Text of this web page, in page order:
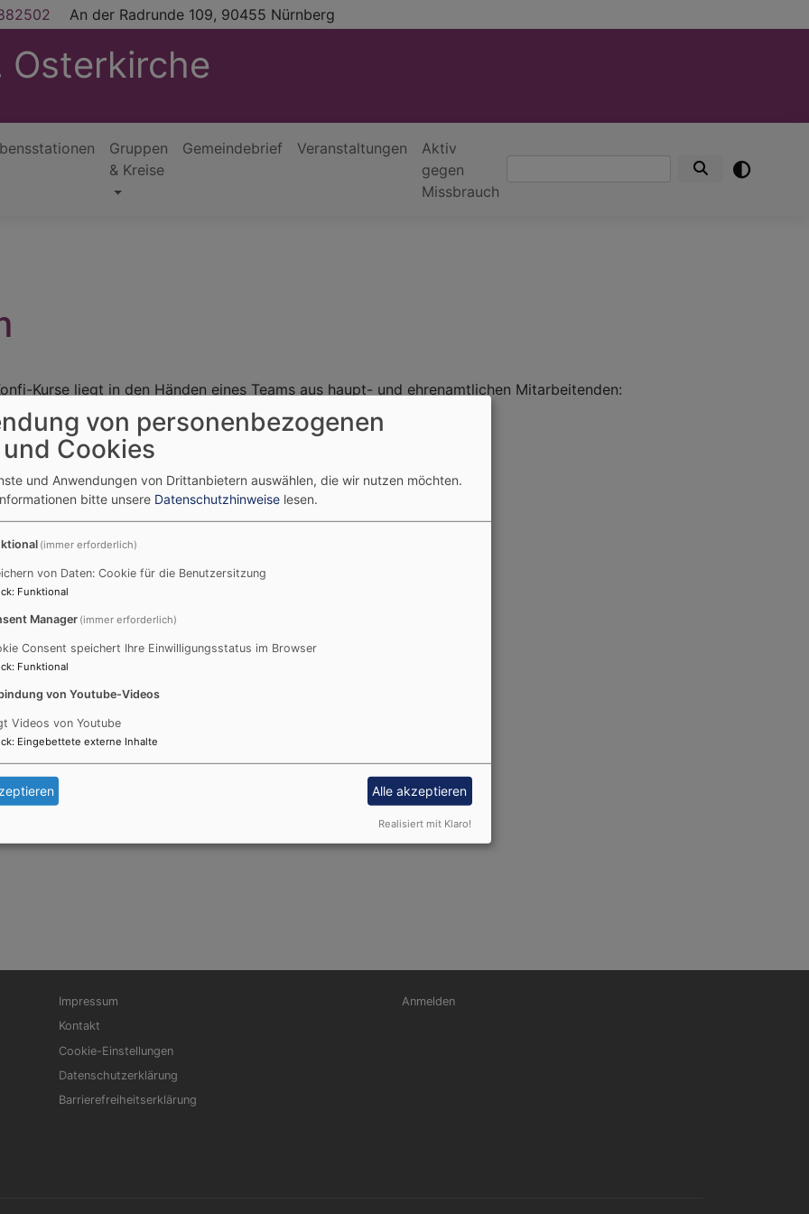
An der Radrunde 109, 90455 Nürnberg
Osterkirche
Gruppen
& Kreise
Gemeindebrief Veranstaltungen
Aktiv
gegen
Missbrauch
Kurse liegt in den Händen eines Teams aus haupt- und ehrenamtlichen Mitarbeitenden:
Heinzel
Fußbereichsmenü
Impressum
Kontakt
Cookie-Einstellungen
Datenschutzerklärung
Barrierefreiheitserklärung
Benutzermenü
Anmelden
von personenbezogenen
Cookies
und Anwendungen von Drittanbietern auswählen, die wir nutzen möchten.
bitte unsere Datenschutzhinweise lesen.
(immer erforderlich)
von Daten: Cookie für die Benutzersitzung
: Funktional
Manager (immer erforderlich)
Consent speichert Ihre Einwilligungsstatus im Browser
: Funktional
von Youtube-Videos
Videos von Youtube
: Eingebettete externe Inhalte
Alle akzeptieren
Realisiert mit Klaro!